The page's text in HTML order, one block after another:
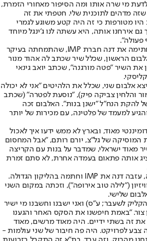
מי שרה אותו ומה הסיפור מאחורי הזמרת,
מדהים לתוכנית שלי. חטפתי את זה
מטורפות כי זה היה קטע משוגע לגמרי
אירחנו אותה, היא עשתה לנו ג'ינגל מיוחד
פעולה".
בעקבות הצלחת השיר החתימה את דנה חברת IMP, שהתמחתה בעיקר
93' יצא האלבום הראשון, שכלל שיר שכתב לה אהוד מנור
השיר "פטה מורגנה", שכתב יואב גינאי
ב-1994, כבר יצא אלבום שני, שכלל את הלהיטים "אני לא יכולה
והלחין צביקה פיק), "נוסעת לפטרה" (שכתב
של להקת הנח"ל "ישנן בנות". האלבום זכה
למעמד של פלטינה, עם מכירות של יותר
מאוד, ובארץ לא ממש ידעו איך לאכול
של גל"צ, יורם רותם, "אבל המחסום
מאוד ישראלי, שמדבר על בנות עם הקריצה
אותה פתאום בעמדה אחרת, לא סתם זמרת
ב-1995, בעקבות ההצלחה, עזבה דנה את IMP וחתמה בהליקון הגדולה.
("לילה טוב אירופה"), וזכתה במקום השני
לשעבר; ע"ס) ואני ישבנו וחשבנו מי ישיר
"באמת חיפשנו את הסקס האחר והגענו
זה בשתי ידיים. היה מאוד מרשים, מאוד
צבע לפרויקט. היה פה חיבור של שני עולמות -